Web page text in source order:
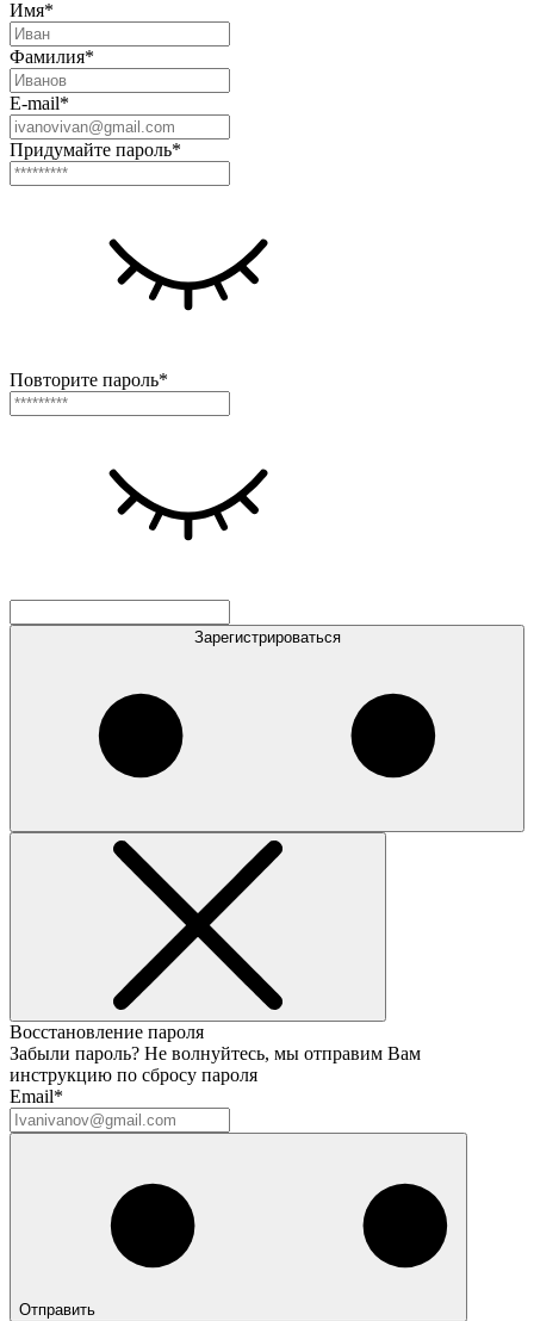
Имя*
Фамилия*
E-mail*
Придумайте пароль*
Повторите пароль*
Зарегистрироваться
Восстановление пароля
Забыли пароль? Не волнуйтесь, мы отправим Вам
инструкцию по сбросу пароля
Email*
Отправить